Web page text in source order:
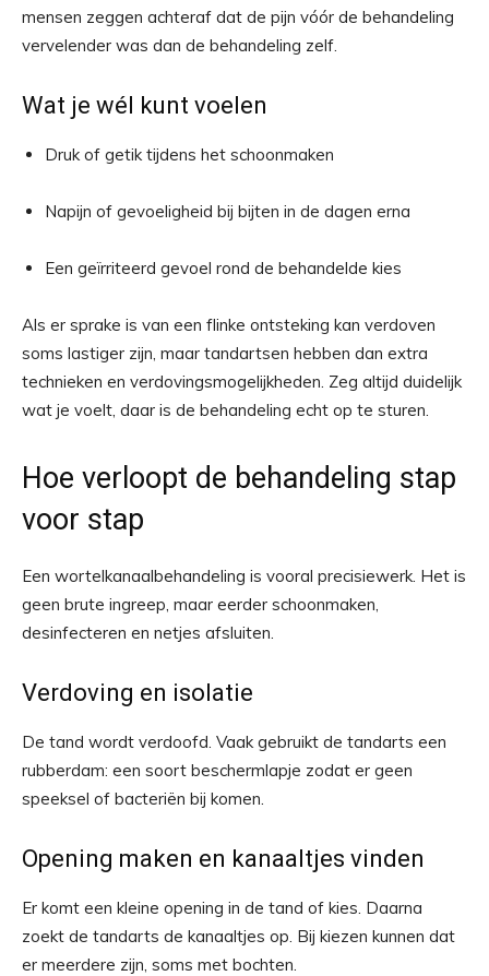
mensen zeggen achteraf dat de pijn vóór de behandeling
vervelender was dan de behandeling zelf.
Wat je wél kunt voelen
Druk of getik tijdens het schoonmaken
Napijn of gevoeligheid bij bijten in de dagen erna
Een geïrriteerd gevoel rond de behandelde kies
Als er sprake is van een flinke ontsteking kan verdoven
soms lastiger zijn, maar tandartsen hebben dan extra
technieken en verdovingsmogelijkheden. Zeg altijd duidelijk
wat je voelt, daar is de behandeling echt op te sturen.
Hoe verloopt de behandeling stap
voor stap
Een wortelkanaalbehandeling is vooral precisiewerk. Het is
geen brute ingreep, maar eerder schoonmaken,
desinfecteren en netjes afsluiten.
Verdoving en isolatie
De tand wordt verdoofd. Vaak gebruikt de tandarts een
rubberdam: een soort beschermlapje zodat er geen
speeksel of bacteriën bij komen.
Opening maken en kanaaltjes vinden
Er komt een kleine opening in de tand of kies. Daarna
zoekt de tandarts de kanaaltjes op. Bij kiezen kunnen dat
er meerdere zijn, soms met bochten.